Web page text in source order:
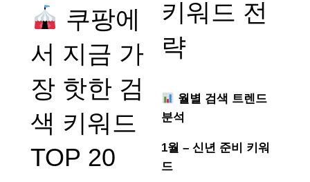
쿠팡에
서 지금 가
장 핫한 검
색 키워드
TOP 20
키워드 전
략
월별 검색 트렌드
분석
1월 – 신년 준비 키워
드